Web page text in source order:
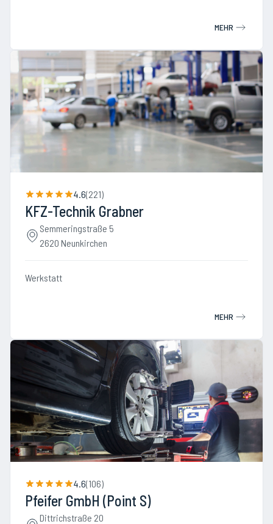
MEHR
4.6(221)
KFZ-Technik Grabner
Semmeringstraße 5
2620 Neunkirchen
Werkstatt
MEHR
4.6(106)
Pfeifer GmbH (Point S)
Dittrichstraße 20